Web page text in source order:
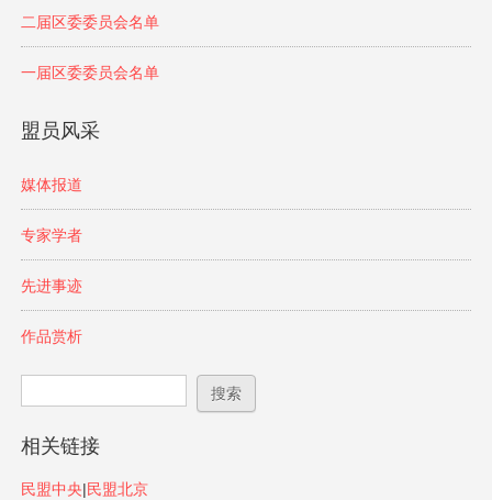
二届区委委员会名单
一届区委委员会名单
盟员风采
媒体报道
专家学者
先进事迹
作品赏析
搜索表单
搜索
相关链接
民盟中央|民盟北京